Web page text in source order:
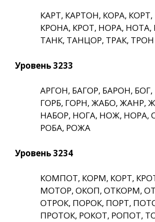
КАРТ, КАРТОН, КОРА, КОРТ,
КРОНА, КРОТ, НОРА, НОТА,
ТАНК, ТАНЦОР, ТРАК, ТРОН
Уровень 3233
АРГОН, БАГОР, БАРОН, БОГ,
ГОРБ, ГОРН, ЖАБО, ЖАНР,
НАБОР, НОГА, НОЖ, НОРА,
РОБА, РОЖА
Уровень 3234
КОМПОТ, КОРМ, КОРТ,
МОТОР, ОКОП, ОТКОРМ,
ОТРОК, ПОРОК, ПОРТ,
ПРОТОК, РОКОТ, РОПОТ,